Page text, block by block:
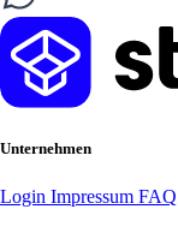
Unternehmen
Login Impressum FAQ